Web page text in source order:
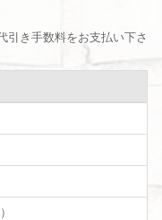
引き手数料をお支払い下さ